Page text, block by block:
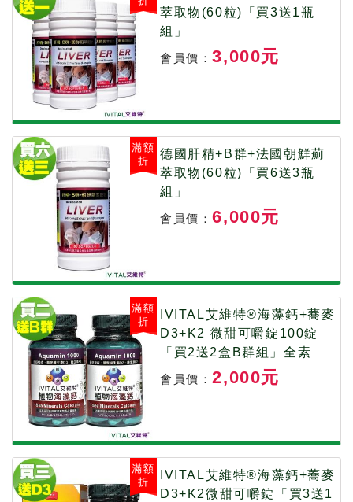
萃取物(60粒)「買3送1瓶
組」
會員價：3,000元
滿額
折
德國肝精+B群+法國朝鮮薊
萃取物(60粒)「買6送3瓶
組」
會員價：6,000元
滿額
折
IVITAL艾維特®海藻鈣+蕎麥
D3+K2 微甜可嚼錠100錠
「買2送2盒B群組」全素
會員價：2,000元
滿額
折
IVITAL艾維特®海藻鈣+蕎麥
D3+K2微甜可嚼錠「買3送1